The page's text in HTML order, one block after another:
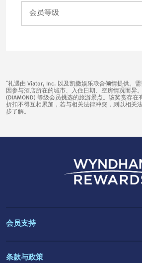
会员等级
*礼遇由 Viator, Inc. 以及凯撒娱乐联合倾情提供。
因参与酒店所在的城市、入住日期、空房情况而异
(DIAMOND) 等级会员挑选的旅游景点。该奖赏存
折扣不得互相累加，若与相关法律冲突，则以相关
步了解。
会员支持
条款与政策